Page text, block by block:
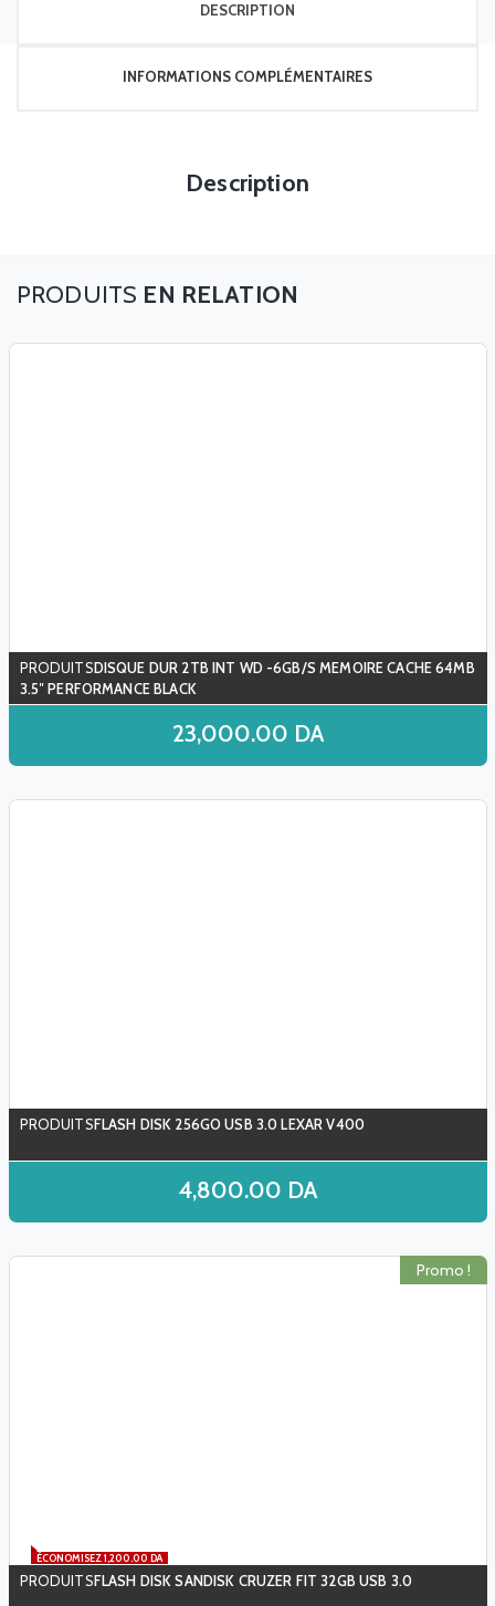
DESCRIPTION
INFORMATIONS COMPLÉMENTAIRES
Description
EN RELATION
DISQUE DUR 2TB INT WD -6GB/S MEMOIRE CACHE 64MB
3.5″ PERFORMANCE BLACK
23,000.00 DA
FLASH DISK 256GO USB 3.0 LEXAR V400
4,800.00 DA
ÉCONOMISEZ 1,200.00 DA
Promo !
FLASH DISK SANDISK CRUZER FIT 32GB USB 3.0